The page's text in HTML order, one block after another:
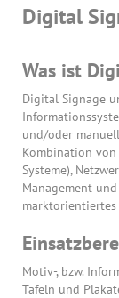
Digital
Was ist
Digital Signage
und/oder
Kombination von
Systeme),
Management
Motiv-, bzw.
Tafeln und